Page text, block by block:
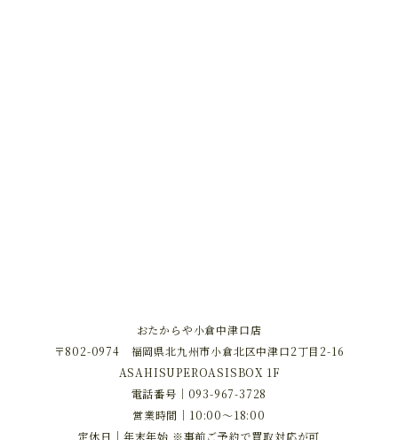
おたからや小倉中津口店
〒802-0974 福岡県北九州市小倉北区中津口2丁目2-16
ASAHISUPEROASISBOX 1F
電話番号｜ 093-967-3728
営業時間｜10:00～18:00
定休日｜年末年始 ※事前ご予約で買取対応が可